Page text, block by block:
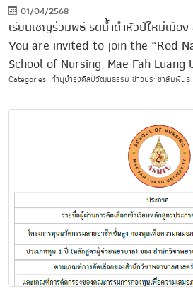
01/04/2568
เรียนเชิญร่วมพิธี รดน้ำดำหัวปีใหม่เมือ
You are invited to join the “Rod
School of Nursing, Mae Fah Luang
Categories: ทำนุบำรุงศิลปวัฒนธรรม ข่าวประชาสัมพันธ์